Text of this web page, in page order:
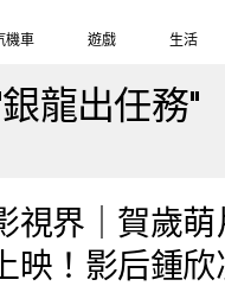
機車 遊戲 生活
龍出任務"
視界｜賀歲
映！影后鍾欣